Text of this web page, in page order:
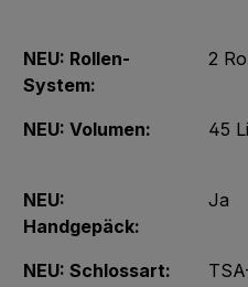
NEU: Rollen-
System:
2
NEU: Volumen: 45
NEU:
Handgepäck:
Ja
NEU: Schlossart: